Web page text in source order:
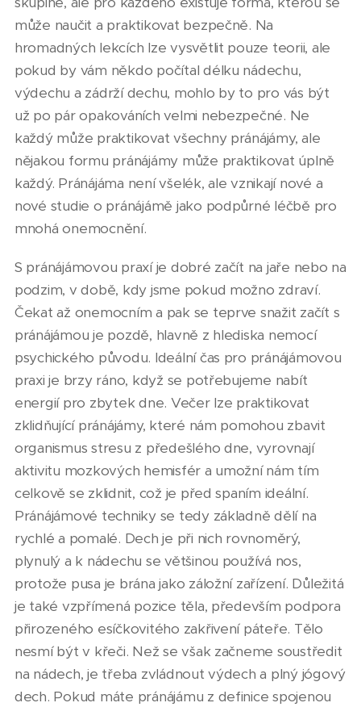
může naučit a praktikovat bezpečně. Na
hromadných lekcích lze vysvětlit pouze teorii, ale
pokud by vám někdo počítal délku nádechu,
výdechu a zádrží dechu, mohlo by to pro vás být
už po pár opakováních velmi nebezpečné. Ne
každý může praktikovat všechny pránájámy, ale
nějakou formu pránájámy může praktikovat úplně
každý. Pránájáma není všelék, ale vznikají nové a
nové studie o pránájámě jako podpůrné léčbě pro
mnohá onemocnění.
S pránájámovou praxí je dobré začít na jaře nebo na
podzim, v době, kdy jsme pokud možno zdraví.
Čekat až onemocním a pak se teprve snažit začít s
pránájámou je pozdě, hlavně z hlediska nemocí
psychického původu. Ideální čas pro pránájámovou
praxi je brzy ráno, když se potřebujeme nabít
energií pro zbytek dne. Večer lze praktikovat
zklidňující pránájámy, které nám pomohou zbavit
organismus stresu z předešlého dne, vyrovnají
aktivitu mozkových hemisfér a umožní nám tím
celkově se zklidnit, což je před spaním ideální.
Pránájámové techniky se tedy základně dělí na
rychlé a pomalé. Dech je při nich rovnoměrý,
plynulý a k nádechu se většinou používá nos,
protože pusa je brána jako záložní zařízení. Důležitá
je také vzpřímená pozice těla, především podpora
přirozeného esíčkovitého zakřivení páteře. Tělo
nesmí být v křeči. Než se však začneme soustředit
na nádech, je třeba zvládnout výdech a plný jógový
dech. Pokud máte pránájámu z definice spojenou